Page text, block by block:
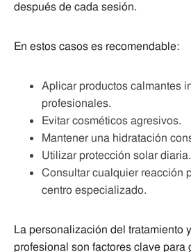
después de cada sesión.
En estos casos es recomendable:
Aplicar productos calmantes
profesionales.
Evitar cosméticos agresivos.
Mantener una hidratación
Utilizar protección solar diaria.
Consultar cualquier reacción
centro especializado.
La personalización del tratamiento
profesional son factores clave para